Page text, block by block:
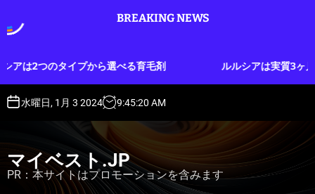
o
BREAKING NEWS
ら選べる育毛剤 ルルシアは実質3ヶ月分のお試しができる
水曜日, 1月 3 2024 9:45:21 AM
マイベスト.JP
PR：本サイトはプロモーションを含みます